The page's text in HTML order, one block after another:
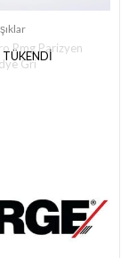
TÜKENDI
Pmg Parizyen
Gri